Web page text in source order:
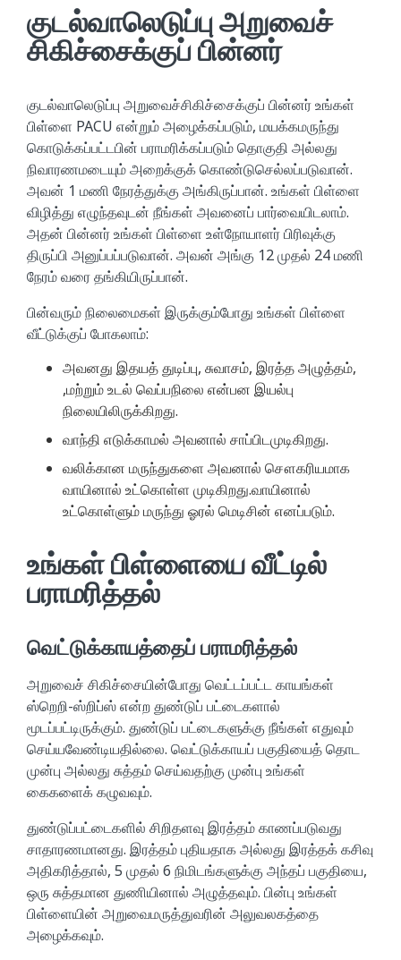
குடல்வாலெடுப்பு அறுவைச்
சிகிச்சைக்குப் பின்னர்
குடல்வாலெடுப்பு அறுவைச்சிகிச்சைக்குப் பின்னர் உங்கள்
பிள்ளை PACU என்றும் அழைக்கப்படும், மயக்கமருந்து
கொடுக்கப்பட்டபின் பராமரிக்கப்படும் தொகுதி அல்லது
நிவாரணமடையும் அறைக்குக் கொண்டுசெல்லப்படுவான்.
அவன் 1 மணி நேரத்துக்கு அங்கிருப்பான். உங்கள் பிள்ளை
விழித்து எழுந்தவுடன் நீங்கள் அவனைப் பார்வையிடலாம்.
அதன் பின்னர் உங்கள் பிள்ளை உள்நோயாளர் பிரிவுக்கு
திருப்பி அனுப்பப்படுவான். அவன் அங்கு 12 முதல் 24 மணி
நேரம் வரை தங்கியிருப்பான்.
பின்வரும் நிலைமைகள் இருக்கும்போது உங்கள் பிள்ளை
வீட்டுக்குப் போகலாம்:
அவனது இதயத் துடிப்பு, சுவாசம், இரத்த அழுத்தம்,
,மற்றும் உடல் வெப்பநிலை என்பன இயல்பு
நிலையிலிருக்கிறது.
வாந்தி எடுக்காமல் அவனால் சாப்பிடமுடிகிறது.
வலிக்கான மருந்துகளை அவனால் சௌகரியமாக
வாயினால் உட்கொள்ள முடிகிறது.வாயினால்
உட்கொள்ளும் மருந்து ஓரல் மெடிசின் எனப்படும்.
உங்கள் பிள்ளையை வீட்டில்
பராமரித்தல்
வெட்டுக்காயத்தைப் பராமரித்தல்
அறுவைச் சிகிச்சையின்போது வெட்டப்பட்ட காயங்கள்
ஸ்றெறி-ஸ்றிப்ஸ் என்ற துண்டுப் பட்டைகளால்
மூடப்பட்டிருக்கும். துண்டுப் பட்டைகளுக்கு நீங்கள் எதுவும்
செய்யவேண்டியதில்லை. வெட்டுக்காயப் பகுதியைத் தொட
முன்பு அல்லது சுத்தம் செய்வதற்கு முன்பு உங்கள்
கைகளைக் கழுவவும்.
துண்டுப்பட்டைகளில் சிறிதளவு இரத்தம் காணப்படுவது
சாதாரணமானது. இரத்தம் புதியதாக அல்லது இரத்தக் கசிவு
அதிகரித்தால், 5 முதல் 6 நிமிடங்களுக்கு அந்தப் பகுதியை,
ஒரு சுத்தமான துணியினால் அழுத்தவும். பின்பு உங்கள்
பிள்ளையின் அறுவைமருத்துவரின் அலுவலகத்தை
அழைக்கவும்.